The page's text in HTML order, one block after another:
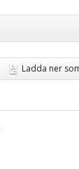
Ladda ner